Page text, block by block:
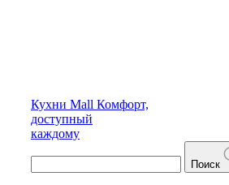
Кухни Mall Комфорт,
доступный
каждому
Поиск